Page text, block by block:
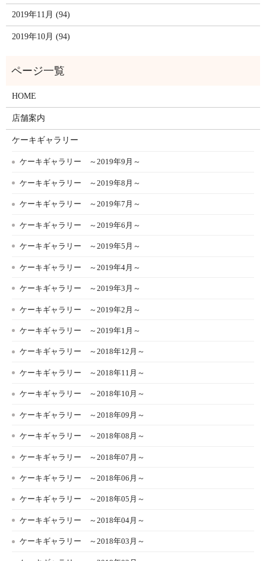
2019年11月 (94)
2019年10月 (94)
HOME
店舗案内
ケーキギャラリー
ケーキギャラリー ～2019年9月～
ケーキギャラリー ～2019年8月～
ケーキギャラリー ～2019年7月～
ケーキギャラリー ～2019年6月～
ケーキギャラリー ～2019年5月～
ケーキギャラリー ～2019年4月～
ケーキギャラリー ～2019年3月～
ケーキギャラリー ～2019年2月～
ケーキギャラリー ～2019年1月～
ケーキギャラリー ～2018年12月～
ケーキギャラリー ～2018年11月～
ケーキギャラリー ～2018年10月～
ケーキギャラリー ～2018年09月～
ケーキギャラリー ～2018年08月～
ケーキギャラリー ～2018年07月～
ケーキギャラリー ～2018年06月～
ケーキギャラリー ～2018年05月～
ケーキギャラリー ～2018年04月～
ケーキギャラリー ～2018年03月～